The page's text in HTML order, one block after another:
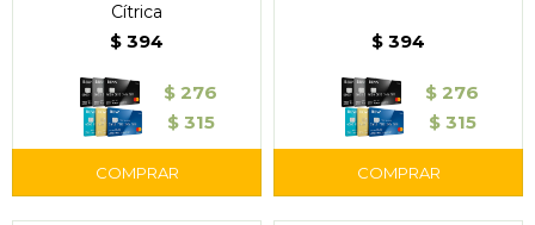
Cítrica
$ 394
$ 276
$ 315
$ 394
$ 276
$ 315